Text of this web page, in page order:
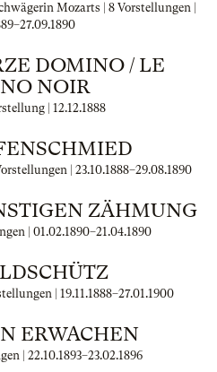
Mozarts | 8 Vorstellungen |
–27.09.1890
DOMINO / LE
NOIR
| 12.12.1888
| 23.10.1888–29.08.1890
ZÄHMUNG
| 01.02.1890–21.04.1890
| 19.11.1888–27.01.1900
ERWACHEN
| 22.10.1893–23.02.1896